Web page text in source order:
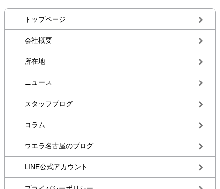
トップページ
会社概要
所在地
ニュース
スタッフブログ
コラム
ウエラ名古屋のブログ
LINE公式アカウント